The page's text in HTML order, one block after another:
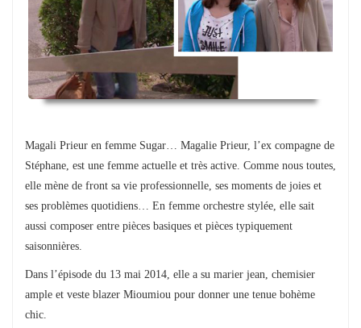
Magali Prieur en femme Sugar… Magalie Prieur, l’ex compagne de
Stéphane, est une femme actuelle et très active. Comme nous toutes,
elle mène de front sa vie professionnelle, ses moments de joies et
ses problèmes quotidiens… En femme orchestre stylée, elle sait
aussi composer entre pièces basiques et pièces typiquement
saisonnières.
Dans l’épisode du 13 mai 2014, elle a su marier jean, chemisier
ample et veste blazer Mioumiou pour donner une tenue bohème
chic.